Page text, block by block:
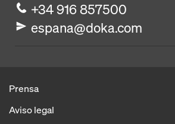
+34 916 857500
espana@doka.com
Prensa
Aviso legal